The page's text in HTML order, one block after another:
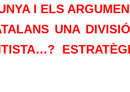
I ELS
UNA